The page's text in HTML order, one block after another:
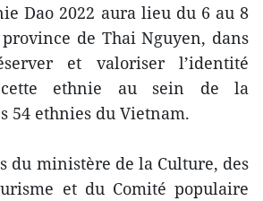
Dao 2022 aura lieu du 6 au 8
de Thai Nguyen, dans
et valoriser l’identité
ethnie au sein de la
54 ethnies du Vietnam.
du ministère de la Culture, des
et du Comité populaire